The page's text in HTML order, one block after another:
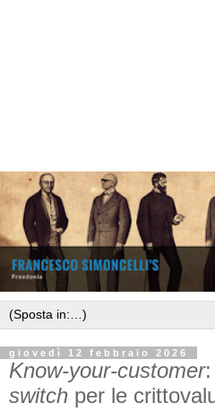
giovedì 12 febbraio 2026
Know-your-customer
switch per le